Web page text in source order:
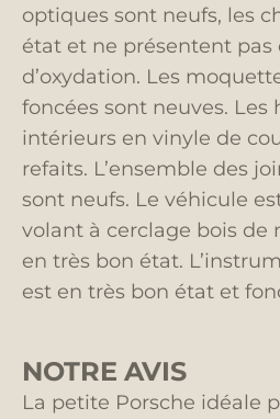
optiques sont neufs, les
état et ne présentent pas
d’oxydation. Les
foncées sont neuves. Les
intérieurs en vinyle de
refaits. L’ensemble des
sont neufs. Le véhicule
volant à cerclage bois de
en très bon état.
est en très bon état et
NOTRE AVIS
La petite Porsche idéale